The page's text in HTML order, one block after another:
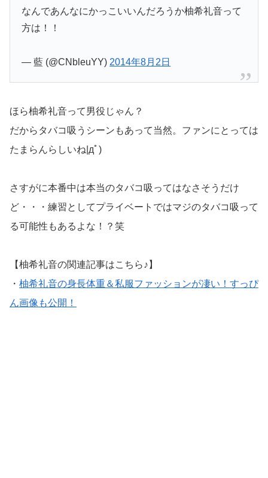
なんであんなにかっこいいんだろうか柚希礼音って
方は！！
— 藍 (@CNbleuYY) 2014年8月2日
ほら柚希礼音って男役じゃん？
だからタバコ吸うシーンもあって当然。ファンにとっては
たまらんらしいね|дﾟ)
さすがに本番中は本当のタバコ吸ってはなさそうだけ
ど・・・練習としてプライベートではマジのタバコ吸って
る可能性もあるよな！？笑
【柚希礼音の関連記事はこちら♪】
・ 柚希礼音の身長体重＆私服ファッションが凄い！すっぴ
ん画像も公開！